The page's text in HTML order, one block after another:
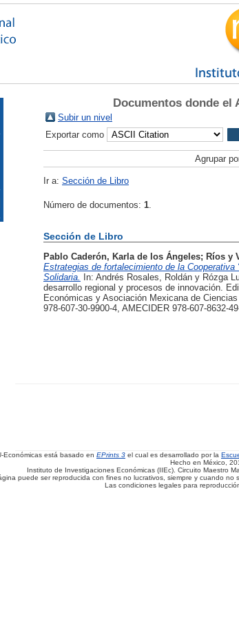
Documentos donde el
Subir un nivel
Exportar como
Agrupar
Ir a: Sección de Libro
Número de documentos: 1.
Sección de Libro
Pablo Caderón, Karla de los Ángeles; Ríos y
Estrategias de fortalecimiento de la
Solidaria.
In: Andrés Rosales, Roldán y Rózga
desarrollo regional y procesos de innovación.
Económicas y Asociación Mexicana de
978-607-30-9900-4, AMECIDER 978-607-8632-
Económicas está basado en EPrints 3 el cual es desarrollado por la
Hecho en México,
Instituto de Investigaciones Económicas (IIEc). Circuito Maestro
puede ser reproducida con fines no lucrativos, siempre y cuando no
Las condiciones legales para